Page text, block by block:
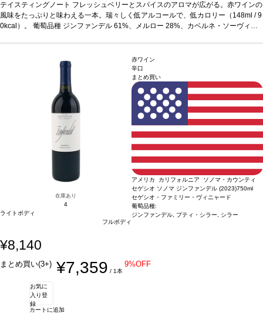
ヨン 6%、その他 5%サスティナブル認証カリフォルニア・グリーン・メダル-サス
ティナブル・ワイングローイング、ビジネス・リーダーシップ・アワード、カリフ
ォルニア・サスティナブル・ワイナリー認証 *本ヴィンテージが在庫切れの場合、
テイスティングノート フレッシュベリーとスパイスのアロマが広がる。赤ワインの
風味をたっぷりと味わえる一本。瑞々しく低アルコールで、低カロリー（148ml / 9
0kcal）。 葡萄品種 ジンファンデル 61%、メルロー 28%、カベルネ・ソーヴィニ
ォルニア・サスティナブル・ワイナリー認証*本ヴィンテージが在庫切れの場合、
在庫があり価格が同様の場合は自動的に次のヴィンテージに変更されます、ご了承
在庫あり
4
ライトボディ
フルボディ
赤ワイン
辛口
まとめ買い
アメリカ カリフォルニア ソノマ・カウンティ
セゲシオ ソノマ ジンファンデル (2023)750ml
セゲシオ・ファミリー・ヴィニャード
葡萄品種:
ジンファンデル, プティ・シラー, シラー
¥8,140
まとめ買い(3+) ¥7,359 / 1本
9%OFF
お気に
入り登
録
カートに追加